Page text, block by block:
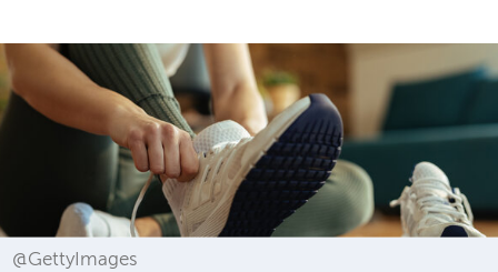
@GettyImages
Anmelden